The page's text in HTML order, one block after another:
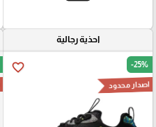
احذية رجالية
favorite_border -25%
اصدار محدود